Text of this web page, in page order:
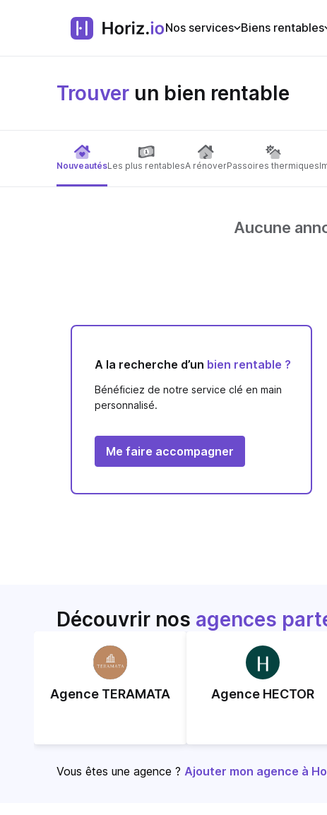
Nos services Biens rentables
Trouver un bien rentable
NouveautésLes plus rentablesA rénoverPassoires thermiques
Aucune
A la recherche d’un bien rentable ?
Bénéficiez de notre service clé en main
personnalisé.
Me faire accompagner
Découvrir nos agences
Agence TERAMATA Agence HECTOR
Vous êtes une agence ? Ajouter mon agence à